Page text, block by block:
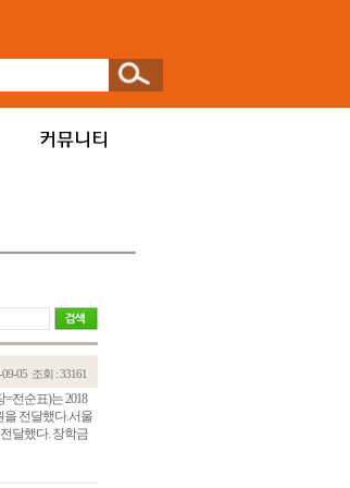
05 조회 : 33161
전순표)는 2018
을 전달했다.서울
달했다. 장학금